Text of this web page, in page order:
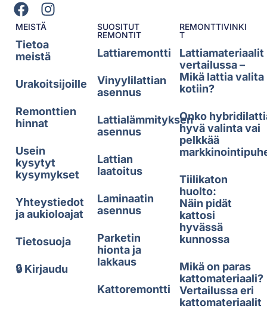
MEISTÄ
Tietoa
meistä
Urakoitsijoille
Remonttien
hinnat
Usein
kysytyt
kysymykset
Yhteystiedot
ja aukioloajat
Tietosuoja
🔒 Kirjaudu
SUOSITUT
REMONTIT
Lattiaremontti
Vinyylilattian
asennus
Lattialämmityksen
asennus
Lattian
laatoitus
Laminaatin
asennus
Parketin
hionta ja
lakkaus
Kattoremontti
REMONTTIVINKI
T
Lattiamateriaalit
vertailussa –
Mikä lattia valita
kotiin?
Onko
hyvä valinta vai
pelkkää
Tiilikaton
huolto:
Näin pidät
kattosi
hyvässä
kunnossa
Mikä on paras
kattomateriaali?
Vertailussa eri
kattomateriaalit